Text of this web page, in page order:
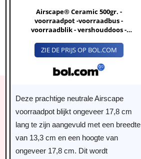
Airscape® Ceramic 500gr. -
voorraadpot -voorraadbus -
voorraadblik - vershouddoos -
koffiepot - Grijs - Slate
ZIE DE PRIJS OP BOL.COM
Deze prachtige neutrale Airscape
voorraadpot blijkt ongeveer 17,8 cm
lang te zijn aangevuld met een breedte
van 13,3 cm en een hoogte van
ongeveer 17,8 cm. Dit wordt